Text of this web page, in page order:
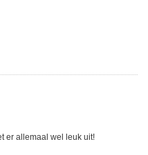
er allemaal wel leuk uit!